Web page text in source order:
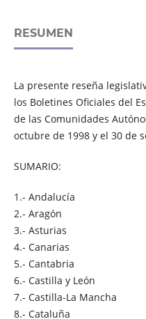
RESUMEN
La presente reseña
los Boletines Oficiales del
de las Comunidades
octubre de 1998 y el 30 de
SUMARIO:
1.- Andalucía
2.- Aragón
3.- Asturias
4.- Canarias
5.- Cantabria
6.- Castilla y León
7.- Castilla-La Mancha
8.- Cataluña